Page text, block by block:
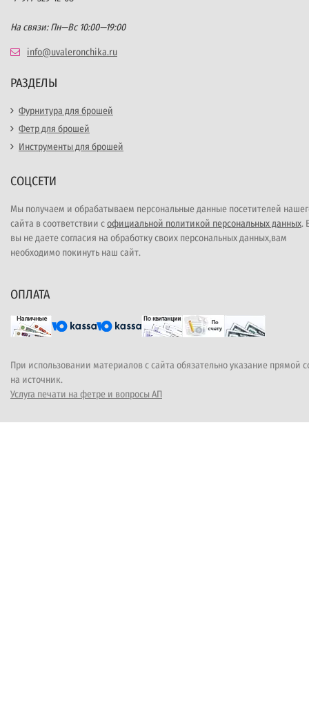
На связи: Пн—Вс 10:00—19:00
info@uvaleronchika.ru
РАЗДЕЛЫ
Фурнитура для брошей
Фетр для брошей
Инструменты для брошей
СОЦСЕТИ
Мы получаем и обрабатываем персональные данные посетителей
сайта в соответствии софициальной политикой персональных данных.
вы не даете согласия на обработку своих персональных данных,вам
необходимо покинуть наш сайт.
ОПЛАТА
При использовании материалов с сайта обязательно указание прямой
на источник.
Услуга печати на фетре и вопросы АП